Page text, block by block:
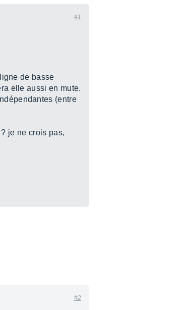
#1
de basse
elle aussi en mute.
(entre
je ne crois pas,
#2